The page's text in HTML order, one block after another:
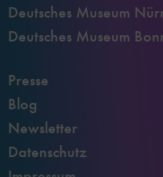
Deutsches Museum
Deutsches Museum
Presse
Blog
Newsletter
Datenschutz